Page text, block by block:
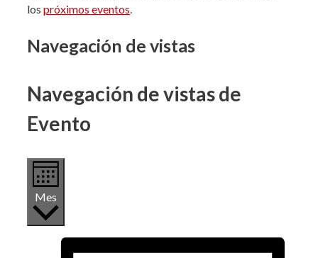
los próximos eventos.
Navegación de vistas
Navegación de vistas de
Evento
Mes